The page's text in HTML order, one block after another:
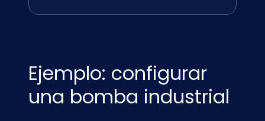
Ejemplo: configurar
una bomba industrial